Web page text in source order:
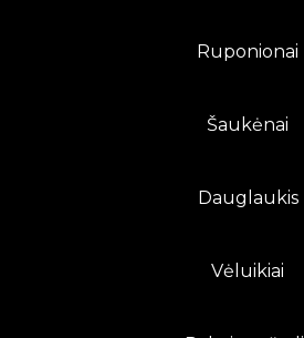
Ruponionai
Šaukėnai
Dauglaukis
Vėluikiai